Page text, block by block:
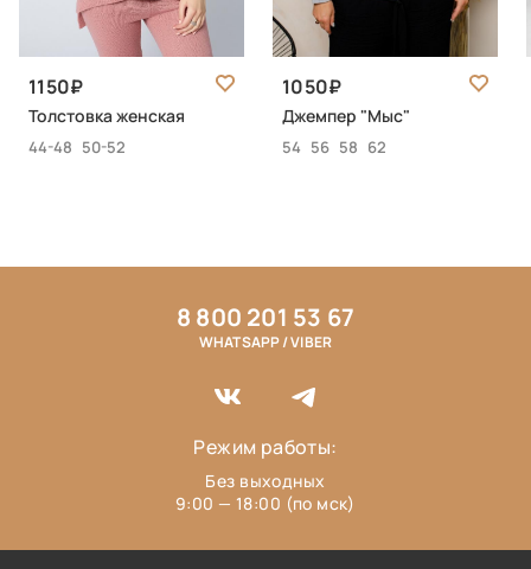
1150
Толстовка женская
44-48 50-52
1050
Джемпер "Мыс"
54 56 58 62
8 800 201 53 67
WHATSAPP / VIBER
Режим работы:
Без выходных
9:00 — 18:00 (по мск)